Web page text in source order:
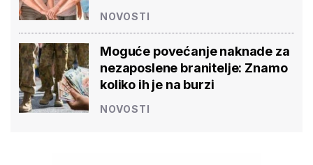
NOVOSTI
Moguće povećanje naknade za
nezaposlene branitelje: Znamo
koliko ih je na burzi
NOVOSTI